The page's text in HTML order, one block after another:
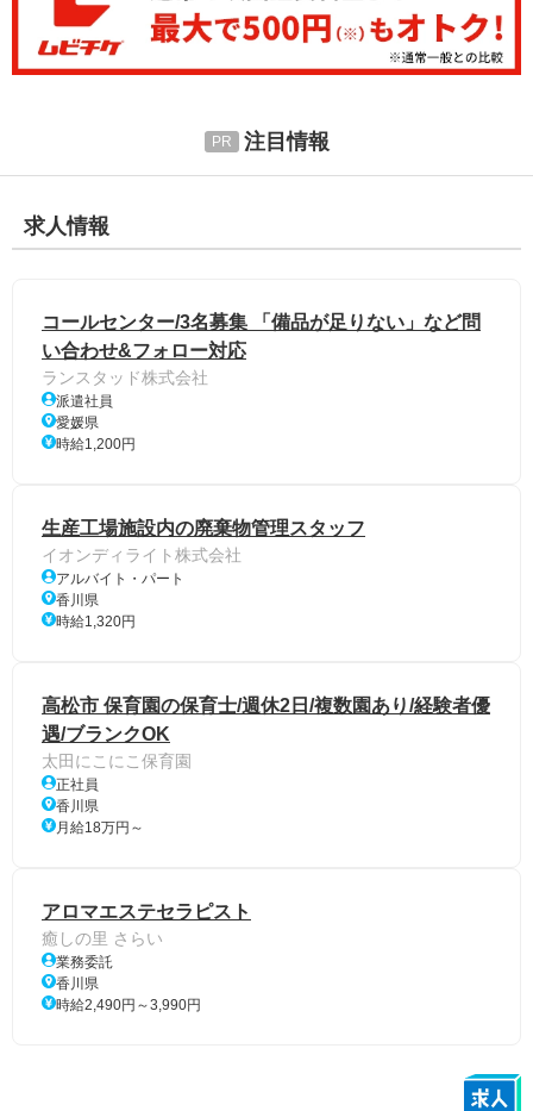
注目情報
求人情報
コールセンター/3名募集 「備品が足りない」など問
い合わせ&フォロー対応
ランスタッド株式会社
派遣社員
愛媛県
時給1,200円
生産工場施設内の廃棄物管理スタッフ
イオンディライト株式会社
アルバイト・パート
香川県
時給1,320円
高松市 保育園の保育士/週休2日/複数園あり/経験者優
遇/ブランクOK
太田にこにこ保育園
正社員
香川県
月給18万円～
アロマエステセラピスト
癒しの里 さらい
業務委託
香川県
時給2,490円～3,990円